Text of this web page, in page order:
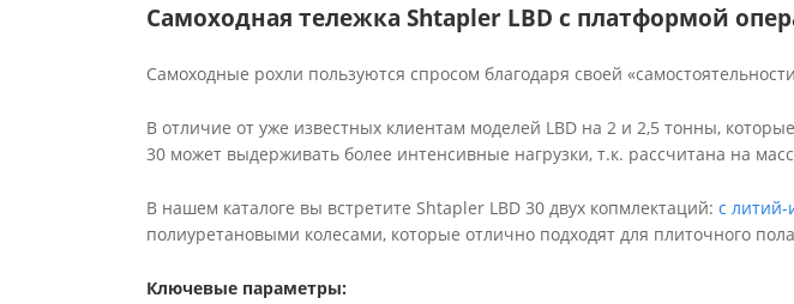
Самоходная тележка Shtapler LBD с платформой
Самоходные рохли пользуются спросом благодаря своей
В отличие от уже известных клиентам моделей LBD на 2 и 2,5 тонны,
30 может выдерживать более интенсивные нагрузки, т.к. рассчитана на
В нашем каталоге вы встретите Shtapler LBD 30 двух копмлектаций: с
полиуретановыми колесами, которые отлично подходят для плиточного
Ключевые параметры: